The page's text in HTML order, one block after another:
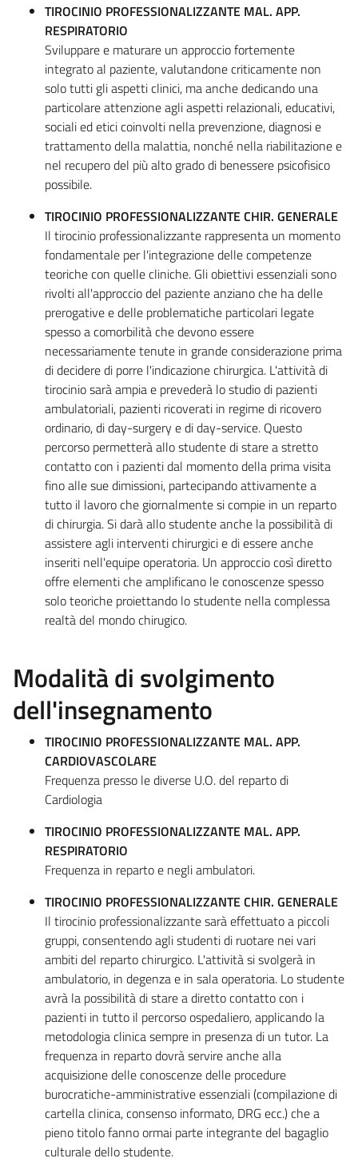
TIROCINIO PROFESSIONALIZZANTE MAL. APP.
RESPIRATORIO
Sviluppare e maturare un approccio fortemente
integrato al paziente, valutandone criticamente non
solo tutti gli aspetti clinici, ma anche dedicando una
particolare attenzione agli aspetti relazionali, educativi,
sociali ed etici coinvolti nella prevenzione, diagnosi e
trattamento della malattia, nonché nella riabilitazione e
nel recupero del più alto grado di benessere psicofisico
possibile.
TIROCINIO PROFESSIONALIZZANTE CHIR. GENERALE
Il tirocinio professionalizzante rappresenta un momento
fondamentale per l'integrazione delle competenze
teoriche con quelle cliniche. Gli obiettivi essenziali sono
rivolti all'approccio del paziente anziano che ha delle
prerogative e delle problematiche particolari legate
spesso a comorbilità che devono essere
necessariamente tenute in grande considerazione prima
di decidere di porre l'indicazione chirurgica. L'attività di
tirocinio sarà ampia e prevederà lo studio di pazienti
ambulatoriali, pazienti ricoverati in regime di ricovero
ordinario, di day-surgery e di day-service. Questo
percorso permetterà allo studente di stare a stretto
contatto con i pazienti dal momento della prima visita
fino alle sue dimissioni, partecipando attivamente a
tutto il lavoro che giornalmente si compie in un reparto
di chirurgia. Si darà allo studente anche la possibilità di
assistere agli interventi chirurgici e di essere anche
inseriti nell'equipe operatoria. Un approccio così diretto
offre elementi che amplificano le conoscenze spesso
solo teoriche proiettando lo studente nella complessa
realtà del mondo chirugico.
Modalità di svolgimento
dell'insegnamento
TIROCINIO PROFESSIONALIZZANTE MAL. APP.
CARDIOVASCOLARE
Frequenza presso le diverse U.O. del reparto di
Cardiologia
TIROCINIO PROFESSIONALIZZANTE MAL. APP.
RESPIRATORIO
Frequenza in reparto e negli ambulatori.
TIROCINIO PROFESSIONALIZZANTE CHIR. GENERALE
Il tirocinio professionalizzante sarà effettuato a piccoli
gruppi, consentendo agli studenti di ruotare nei vari
ambiti del reparto chirurgico. L'attività si svolgerà in
ambulatorio, in degenza e in sala operatoria. Lo studente
avrà la possibilità di stare a diretto contatto con i
pazienti in tutto il percorso ospedaliero, applicando la
metodologia clinica sempre in presenza di un tutor. La
frequenza in reparto dovrà servire anche alla
acquisizione delle conoscenze delle procedure
burocratiche-amministrative essenziali (compilazione di
cartella clinica, consenso informato, DRG ecc.) che a
pieno titolo fanno ormai parte integrante del bagaglio
culturale dello studente.